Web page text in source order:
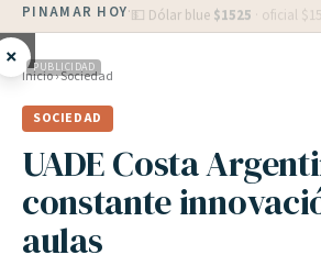
PINAMAR HOY·💵 Dólar blue $1525 · oficial $
× PUBLICIDAD
Inicio›Sociedad
SOCIEDAD
UADE Costa
constante
aulas